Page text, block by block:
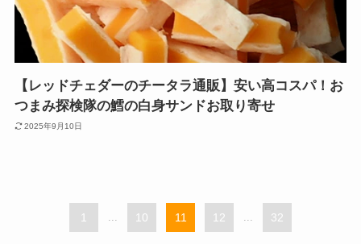
【レッドチェダーのチータラ通販】安い高コスパ！お
つまみ探検隊の鱈の白身サンドお取り寄せ
2025年9月10日
1 ... 10 11 12 ... 32